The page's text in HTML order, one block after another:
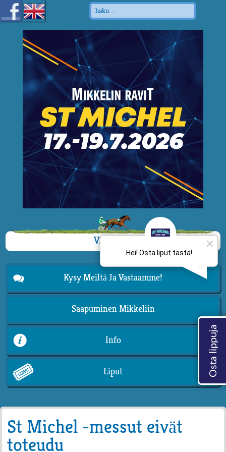
VALIKKO
Kysy Meiltä Ja Vastaamme!
Saapuminen Mikkeliin
Info
Liput
St Michel -messut eivät
toteudu